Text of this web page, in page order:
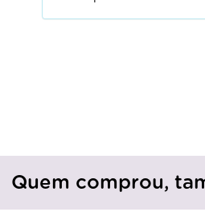
Quem comprou,